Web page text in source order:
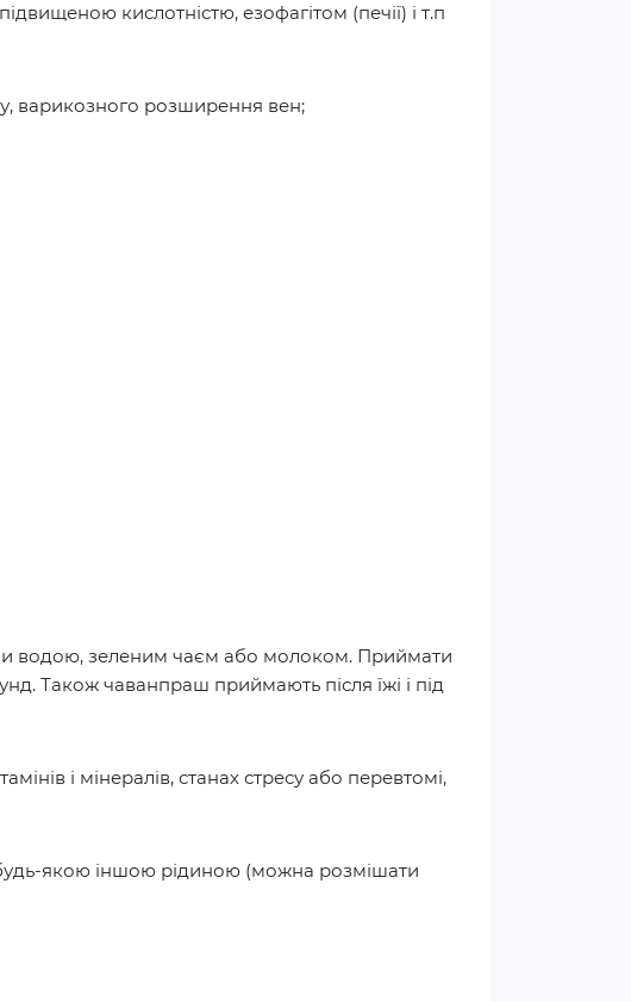
кислотністю, езофагітом (печії) і т.п
варикозного розширення вен;
водою, зеленим чаєм або молоком. Приймати
Також чаванпраш приймають після їжі і під
і мінералів, станах стресу або перевтомі,
якою іншою рідиною (можна розмішати